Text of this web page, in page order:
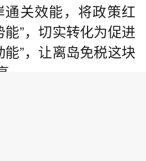
关效能，将政策红
能”，切实转化为促进
能”，让离岛免税这块